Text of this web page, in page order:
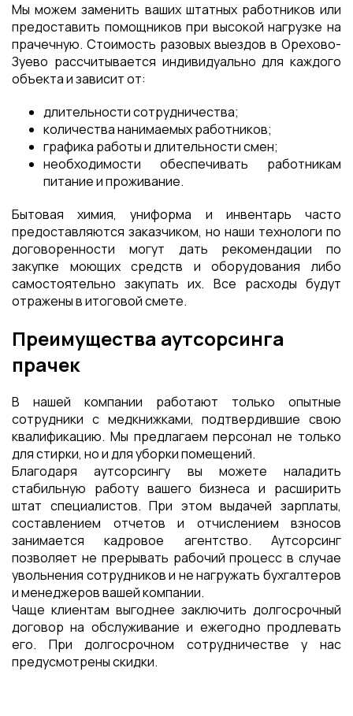
Мы можем заменить ваших штатных работников или
предоставить помощников при высокой нагрузке на
прачечную. Стоимость разовых выездов в Орехово-
Зуево рассчитывается индивидуально для каждого
объекта и зависит от:
длительности сотрудничества;
количества нанимаемых работников;
графика работы и длительности смен;
необходимости обеспечивать работникам
питание и проживание.
Бытовая химия, униформа и инвентарь часто
предоставляются заказчиком, но наши технологи по
договоренности могут дать рекомендации по
закупке моющих средств и оборудования либо
самостоятельно закупать их. Все расходы будут
отражены в итоговой смете.
Преимущества аутсорсинга
прачек
В нашей компании работают только опытные
сотрудники с медкнижками, подтвердившие свою
квалификацию. Мы предлагаем персонал не только
для стирки, но и для уборки помещений.
Благодаря аутсорсингу вы можете наладить
стабильную работу вашего бизнеса и расширить
штат специалистов. При этом выдачей зарплаты,
составлением отчетов и отчислением взносов
занимается кадровое агентство. Аутсорсинг
позволяет не прерывать рабочий процесс в случае
увольнения сотрудников и не нагружать бухгалтеров
и менеджеров вашей компании.
Чаще клиентам выгоднее заключить долгосрочный
договор на обслуживание и ежегодно продлевать
его. При долгосрочном сотрудничестве у нас
предусмотрены скидки.